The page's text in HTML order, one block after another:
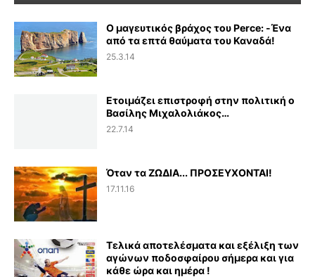
Ο μαγευτικός βράχος του Perce: -Ένα
από τα επτά θαύματα του Καναδά!
25.3.14
Ετοιμάζει επιστροφή στην πολιτική ο
Βασίλης Μιχαλολιάκος…
22.7.14
Όταν τα ΖΩΔΙΑ... ΠΡΟΣΕΥΧΟΝΤΑΙ!
17.11.16
Τελικά αποτελέσματα και εξέλιξη των
αγώνων ποδοσφαίρου σήμερα και για
κάθε ώρα και ημέρα !